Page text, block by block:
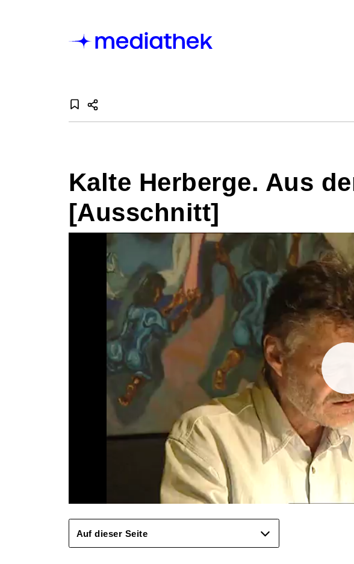
Kalte Herberge. Aus
[Ausschnitt]
Auf dieser Seite